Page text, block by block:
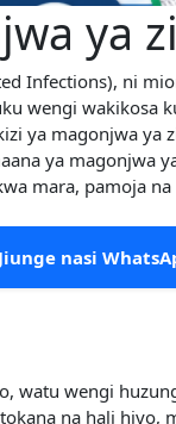
ya
Infections), ni
wengi
ya magonjwa
ya magonjwa
mara, pamoja
Jiunge nasi
watu wengi
na hali